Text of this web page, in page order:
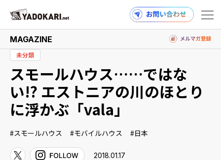
商品検索 読みもの検索
PRODUCTS
MAGAZINE
未分類
スモールハウス……ではな
い!? エストニアの川のほとり
に浮かぶ「vala」
スモールハウス モバイルハウス 日本
2018.01.17